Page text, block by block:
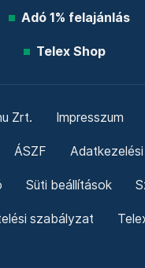
Adó 1% felajánlás
Telex Shop
Zrt. Impresszum
ÁSZF
Süti beállítások
szabályzat